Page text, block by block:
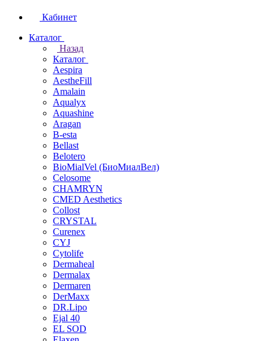
Кабинет
Каталог
Назад
Каталог
Aespira
AestheFill
Amalain
Aqualyx
Aquashine
Aragan
B-esta
Bellast
Belotero
BioMialVel (БиоМиалВел)
Celosome
CHAMRYN
CMED Aesthetics
Collost
CRYSTAL
Curenex
CYJ
Cytolife
Dermaheal
Dermalax
Dermaren
DerMaxx
DR.Lipo
Ejal 40
EL SOD